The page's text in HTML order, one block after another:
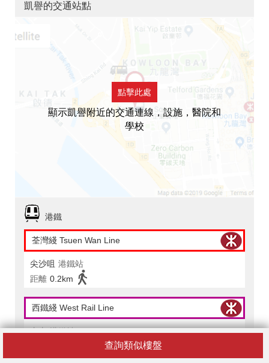
查詢類似樓盤
凱譽的交通站點
點擊此處
顯示凱譽附近的交通連線，設施，醫院和
學校
港鐵
荃灣綫 Tsuen Wan Line
尖沙咀 港鐵站
距離 0.2km
西鐵綫 West Rail Line
尖東 港鐵站